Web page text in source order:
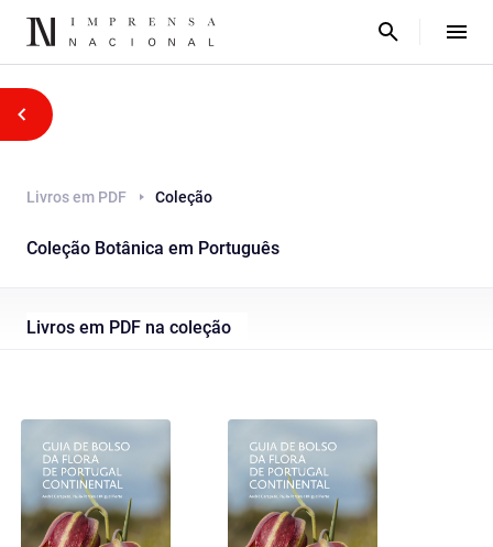
Livros em PDF Coleção
Coleção Botânica em Português
Livros em PDF na coleção